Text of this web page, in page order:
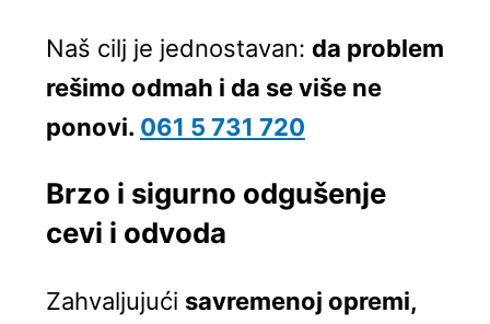
Naš cilj je jednostavan: da problem
rešimo odmah i da se više ne
ponovi. 061 5 731 720
Brzo i sigurno odgušenje
cevi i odvoda
Zahvaljujući savremenoj opremi,